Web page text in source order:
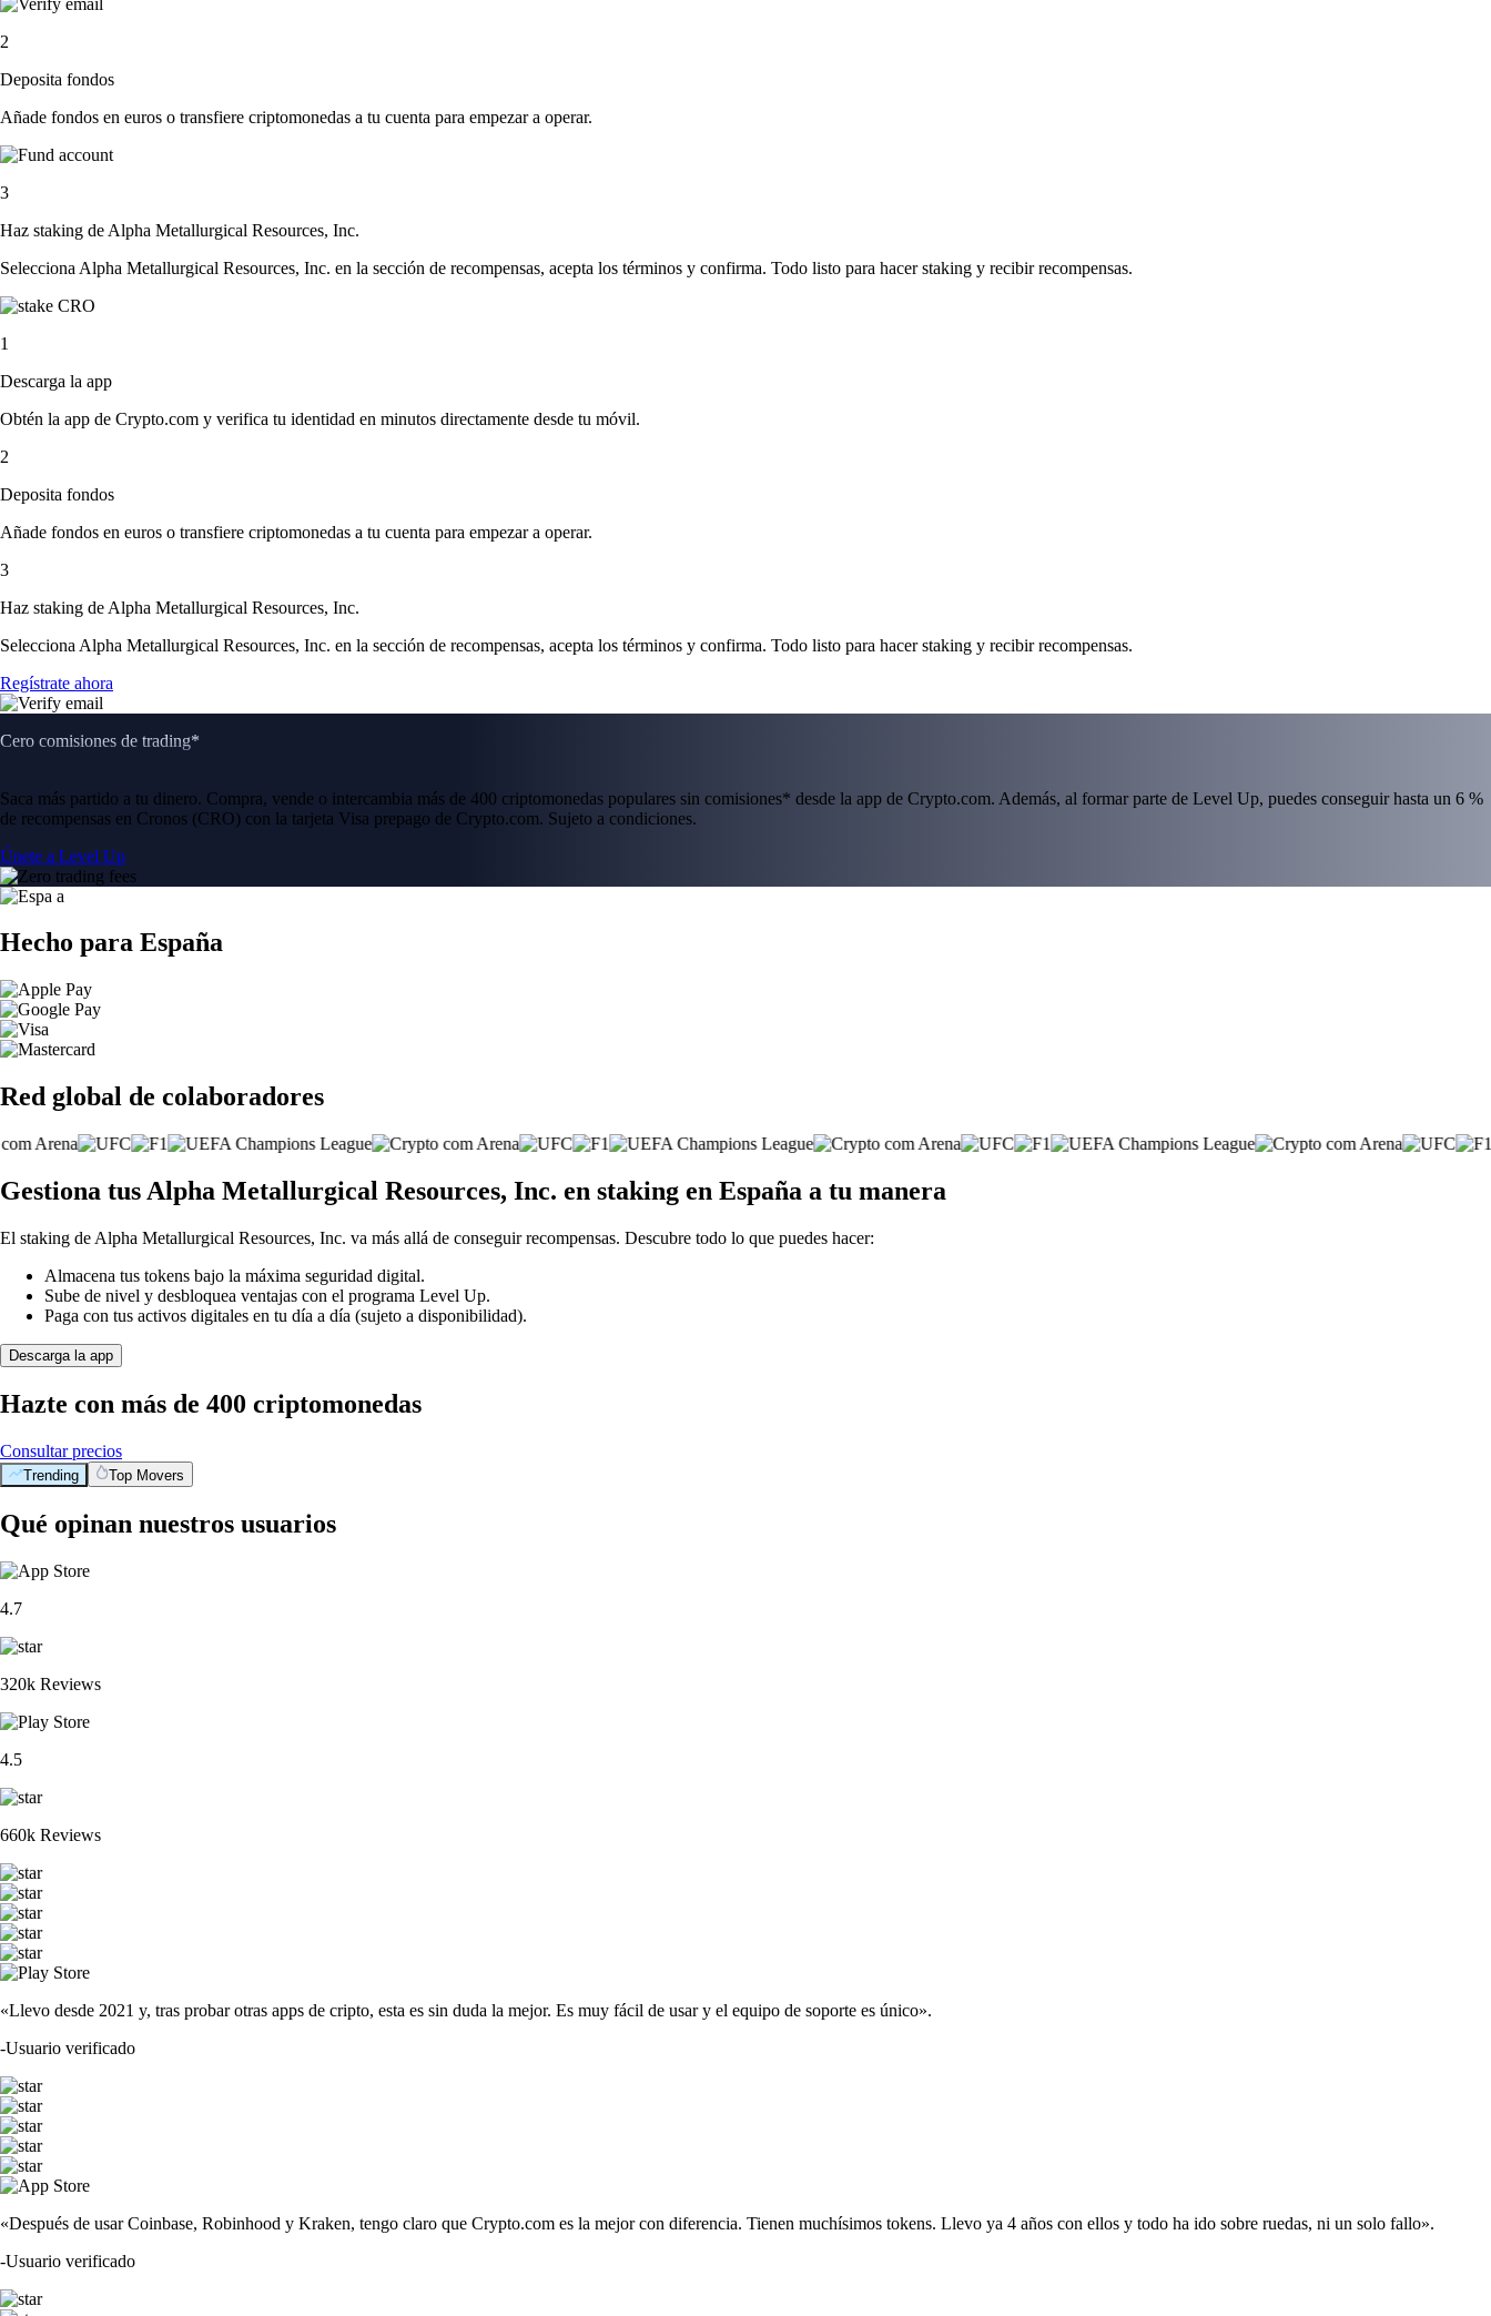
2
Deposita fondos
Añade fondos en euros o transfiere criptomonedas a tu cuenta para empezar a operar.
3
Haz staking de Alpha Metallurgical Resources, Inc.
Selecciona Alpha Metallurgical Resources, Inc. en la sección de recompensas, acepta los términos y confirma. Todo listo para hacer staking y recibir recompensas.
1
Descarga la app
Obtén la app de Crypto.com y verifica tu identidad en minutos directamente desde tu móvil.
2
Deposita fondos
Añade fondos en euros o transfiere criptomonedas a tu cuenta para empezar a operar.
3
Haz staking de Alpha Metallurgical Resources, Inc.
Selecciona Alpha Metallurgical Resources, Inc. en la sección de recompensas, acepta los términos y confirma. Todo listo para hacer staking y recibir recompensas.
Regístrate ahora
Cero comisiones de trading*
Saca más partido a tu dinero. Compra, vende o intercambia más de 400 criptomonedas populares sin comisiones* desde la app de Crypto.com. Además, al formar parte de Level Up, puedes conseguir hasta un 6 %
de recompensas en Cronos (CRO) con la tarjeta Visa prepago de Crypto.com. Sujeto a condiciones.
Únete a Level Up
Hecho para España
Red global de colaboradores
Gestiona tus Alpha Metallurgical Resources, Inc. en staking en España a tu manera
El staking de Alpha Metallurgical Resources, Inc. va más allá de conseguir recompensas. Descubre todo lo que puedes hacer:
Almacena tus tokens bajo la máxima seguridad digital.
Sube de nivel y desbloquea ventajas con el programa Level Up.
Paga con tus activos digitales en tu día a día (sujeto a disponibilidad).
Descarga la app
Hazte con más de 400 criptomonedas
Consultar precios
Trending Top Movers
Qué opinan nuestros usuarios
4.7
320k Reviews
4.5
660k Reviews
«Llevo desde 2021 y, tras probar otras apps de cripto, esta es sin duda la mejor. Es muy fácil de usar y el equipo de soporte es único».
-Usuario verificado
«Después de usar Coinbase, Robinhood y Kraken, tengo claro que Crypto.com es la mejor con diferencia. Tienen muchísimos tokens. Llevo ya 4 años con ellos y todo ha ido sobre ruedas, ni un solo fallo».
-Usuario verificado